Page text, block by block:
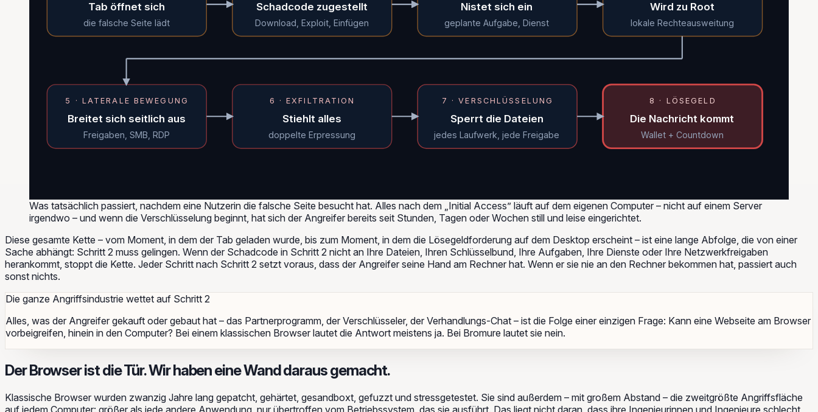
Tab öffnet sich
die falsche Seite lädt
Schadcode zugestellt
Download, Exploit, Einfügen
Nistet sich ein
geplante Aufgabe, Dienst
Wird zu Root
lokale Rechteausweitung
5 · LATERALE BEWEGUNG
Breitet sich seitlich aus
Freigaben, SMB, RDP
6 · EXFILTRATION
Stiehlt alles
doppelte Erpressung
7 · VERSCHLÜSSELUNG
Sperrt die Dateien
jedes Laufwerk, jede Freigabe
8 · LÖSEGELD
Die Nachricht kommt
Wallet + Countdown
Was tatsächlich passiert, nachdem eine Nutzerin die falsche Seite besucht hat. Alles nach dem „Initial Access” läuft auf dem eigenen Computer – nicht auf einem Server
irgendwo – und wenn die Verschlüsselung beginnt, hat sich der Angreifer bereits seit Stunden, Tagen oder Wochen still und leise eingerichtet.
Diese gesamte Kette – vom Moment, in dem der Tab geladen wurde, bis zum Moment, in dem die Lösegeldforderung auf dem Desktop erscheint – ist eine lange Abfolge, die von einer
Sache abhängt: Schritt 2 muss gelingen. Wenn der Schadcode in Schritt 2 nicht an Ihre Dateien, Ihren Schlüsselbund, Ihre Aufgaben, Ihre Dienste oder Ihre Netzwerkfreigaben
herankommt, stoppt die Kette. Jeder Schritt nach Schritt 2 setzt voraus, dass der Angreifer seine Hand am Rechner hat. Wenn er sie nie an den Rechner bekommen hat, passiert auch
sonst nichts.
Die ganze Angriffsindustrie wettet auf Schritt 2
Alles, was der Angreifer gekauft oder gebaut hat – das Partnerprogramm, der Verschlüsseler, der Verhandlungs-Chat – ist die Folge einer einzigen Frage: Kann eine Webseite am Browser
vorbeigreifen, hinein in den Computer? Bei einem klassischen Browser lautet die Antwort meistens ja. Bei Bromure lautet sie nein.
Der Browser ist die Tür. Wir haben eine Wand daraus gemacht.
Klassische Browser wurden zwanzig Jahre lang gepatcht, gehärtet, gesandboxt, gefuzzt und stressgetestet. Sie sind außerdem – mit großem Abstand – die zweitgrößte Angriffsfläche
auf jedem Computer: größer als jede andere Anwendung, nur übertroffen vom Betriebssystem, das sie ausführt. Das liegt nicht daran, dass ihre Ingenieurinnen und Ingenieure schlecht